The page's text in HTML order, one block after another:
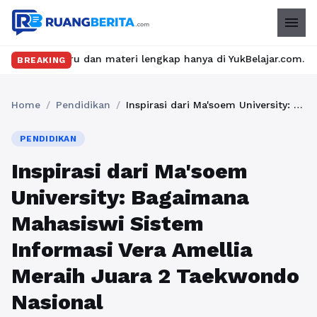
menu
BREAKING
dan materi lengkap hanya di YukBelajar.com. Mulai
Home / Pendidikan / Inspirasi dari Ma'soem University: Bagaimana Mahasiswi Sistem Informasi Vera Amellia Meraih Juara 2 Taekwondo Nasional
PENDIDIKAN
Inspirasi dari Ma'soem
University: Bagaimana
Mahasiswi Sistem
Informasi Vera Amellia
Meraih Juara 2 Taekwondo
Nasional